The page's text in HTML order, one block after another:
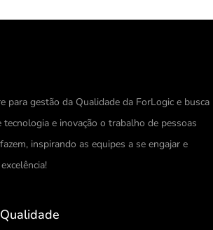
para gestão da Qualidade da ForLogic e busca
e inovação o trabalho de pessoas
inspirando as equipes a se engajar e